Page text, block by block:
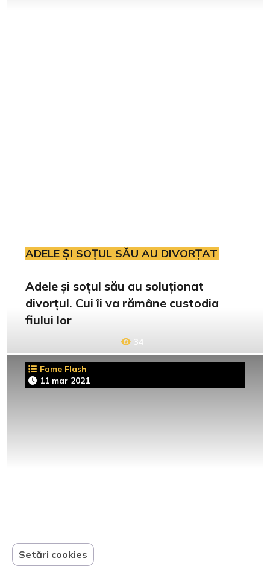
ADELE ȘI SOȚUL SĂU AU DIVORȚAT
Adele și soțul său au soluționat
divorțul. Cui îi va rămâne custodia
fiului lor
34
Fame Flash
11 mar 2021
Setări cookies